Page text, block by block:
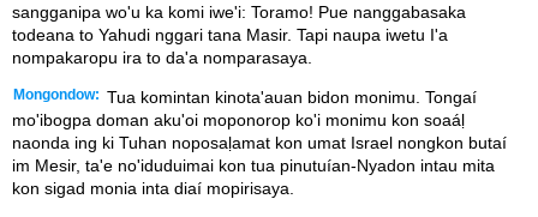
sangganipa wo'u ka komi iwe'i: Toramo! Pue nanggabasaka
todeana to Yahudi nggari tana Masir. Tapi naupa iwetu I'a
nompakaropu ira to da'a nomparasaya.
Mongondow: Tua komintan kinota'auan bidon monimu. Tongaí
mo'ibogpa doman aku'oi moponorop ko'i monimu kon soaáḷ
naonda ing ki Tuhan noposaḷamat kon umat Israel nongkon butaí
im Mesir, ta'e no'iduduimai kon tua pinutuían-Nyadon intau mita
kon sigad monia inta diaí mopirisaya.